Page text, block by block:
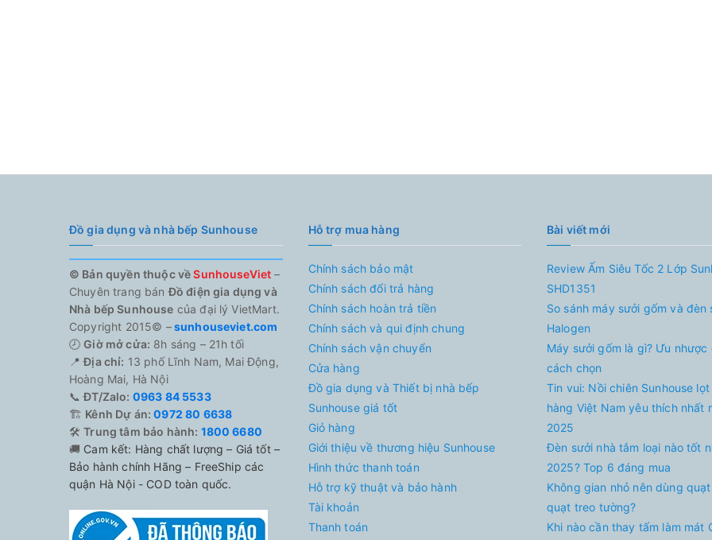
Đồ gia dụng và nhà bếp Sunhouse
© Bản quyền thuộc vềSunhouseViet –
Chuyên trang bánĐồ điện gia dụng và
Nhà bếp Sunhouse của đại lý VietMart.
Copyright 2015© –sunhouseviet.com
🕗Giờ mở cửa: 8h sáng – 21h tối
📍Địa chỉ: 13 phố Lĩnh Nam, Mai Động,
Hoàng Mai, Hà Nội
📞ĐT/Zalo: 0963 84 5533
🏗️ Kênh Dự án: 0972 80 6638
🛠️Trung tâm bảo hành: 1800 6680
🚚 Cam kết: Hàng chất lượng – Giá tốt –
Bảo hành chính Hãng – FreeShip các
quận Hà Nội - COD toàn quốc.
Hỗ trợ mua hàng
Chính sách bảo mật
Chính sách đổi trả hàng
Chính sách hoàn trả tiền
Chính sách và qui định chung
Chính sách vận chuyển
Cửa hàng
Đồ gia dụng và Thiết bị nhà bếp
Sunhouse giá tốt
Giỏ hàng
Giới thiệu về thương hiệu Sunhouse
Hình thức thanh toán
Hỗ trợ kỹ thuật và bảo hành
Tài khoản
Thanh toán
Bài viết mới
Review Ấm Siêu Tốc 2 Lớp
SHD1351
So sánh máy sưởi gốm và đèn
Halogen
Máy sưởi gốm là gì? Ưu nhược
cách chọn
Tin vui: Nồi chiên Sunhouse
hàng Việt Nam yêu thích nhất
2025
Đèn sưởi nhà tắm loại nào tốt
2025? Top 6 đáng mua
Không gian nhỏ nên dùng
quạt treo tường?
Khi nào cần thay tấm làm mát